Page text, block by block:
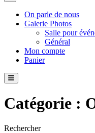
On parle de nous
Galerie Photos
Salle pour
Général
Mon compte
Panier
Catégorie :
Rechercher